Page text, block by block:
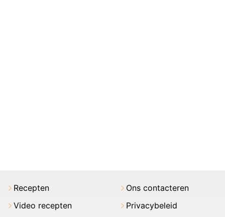
Recepten
Video recepten
Ons contacteren
Privacybeleid